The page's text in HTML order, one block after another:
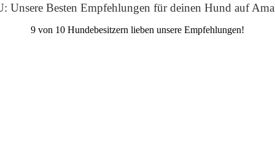
Unsere Besten Empfehlungen für deinen Hund auf
9 von 10 Hundebesitzern lieben unsere Empfehlungen!